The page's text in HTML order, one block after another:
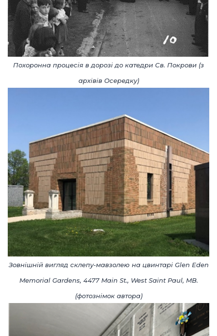
Похоронна процесія в дорозі до катедри Св. Покрови (з
архівів Осередку)
Зовнішній вигляд склепу-мавзолею на цвинтарі Glen Eden
Memorial Gardens, 4477 Main St., West Saint Paul, MB.
(фотознімок автора)